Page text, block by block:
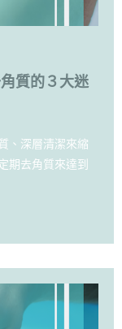
質的３大迷
、深層清潔來縮
期去角質來達到